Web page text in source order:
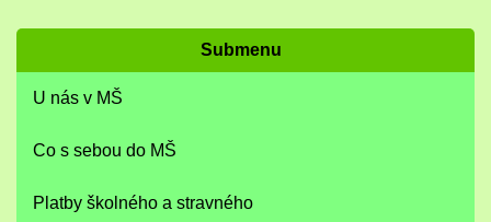
Submenu
U nás v MŠ
Co s sebou do MŠ
Platby školného a stravného